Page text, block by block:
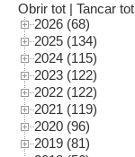
Obrir tot | Tancar tot
2026 (68)
2025 (134)
2024 (115)
2023 (122)
2022 (122)
2021 (119)
2020 (96)
2019 (81)